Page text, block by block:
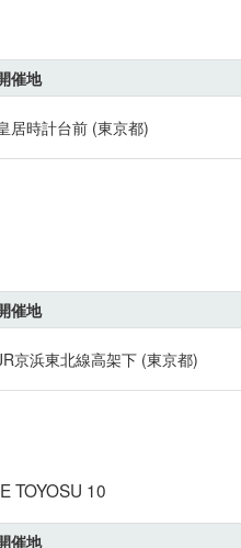
催地
居時計台前 (東京都)
催地
京浜東北線高架下 (東京都)
TOYOSU 10
催地